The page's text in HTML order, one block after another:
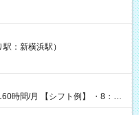
の日に現金GET♪ お仕事後はコ
！ 【試用期間】試
：新横浜駅）
例】 ・8：00